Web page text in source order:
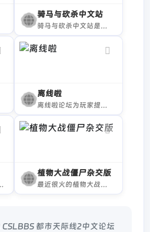
骑马与砍杀中文站
骑马与砍杀中文站是国内专业的Mount&amp;Blade游戏网站,提供最及时的游戏资讯、汉化、MOD、游戏下载,游戏攻略,骑马与砍杀2的资讯。骑砍、骑砍2、霸主。
离线啦
离线啦论坛为玩家提供最新的STEAM游戏账号,steam离线账号,steam联机账号,游戏账号,单机游戏资源,游戏资源等,论坛专注于Steam离线账号共享,steam联机账号分享。
捷的Mod浏览下载体验,欢迎各位MOD爱好者前来发布/下载MOD。
植物大战僵尸杂交版
最近很火的植物大战僵尸杂交...
都市天际线2中文论坛